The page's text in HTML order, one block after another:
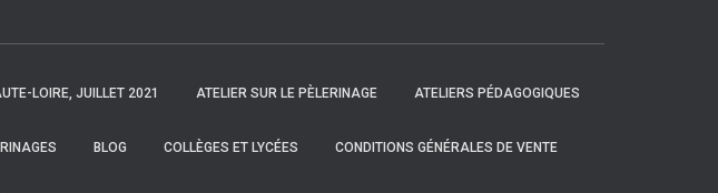
LOIRE, JUILLET 2021 ATELIER SUR LE PÈLERINAGE ATELIERS PÉDAGOGIQUES
BLOG COLLÈGES ET LYCÉES CONDITIONS GÉNÉRALES DE VENTE